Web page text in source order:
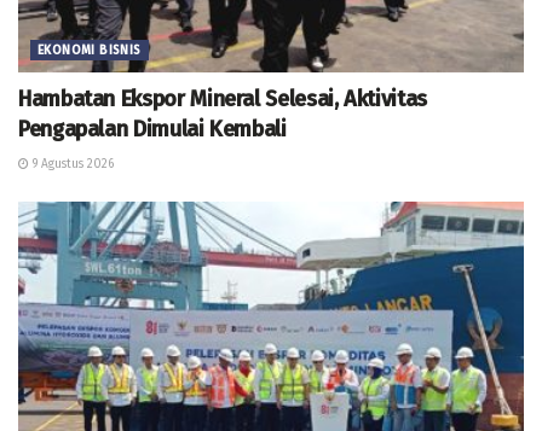
EKONOMI BISNIS
Hambatan Ekspor Mineral Selesai, Aktivitas
Pengapalan Dimulai Kembali
9 Agustus 2026